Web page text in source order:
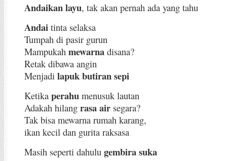
Andaikan layu, tak akan pernah ada yang tahu
Andai tinta selaksa
Tumpah di pasir gurun
Mampukah mewarna disana?
Retak dibawa angin
Menjadi lapuk butiran sepi
Ketika perahu menusuk lautan
Adakah hilang rasa air segara?
Tak bisa mewarna rumah karang,
ikan kecil dan gurita raksasa
Masih seperti dahulu gembira suka